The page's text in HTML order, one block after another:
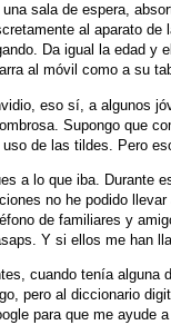
una sala de espera,
al aparato de
Da igual la edad y
al móvil como a su
eso sí, a algunos
Supongo que
uso de las tildes. Pero
a lo que iba. Durante
no he podido
de familiares y
Y si ellos me han
cuando tenía alguna
pero al diccionario
para que me ayude